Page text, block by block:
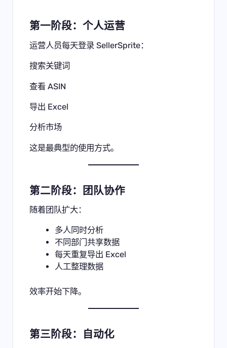
第一阶段：个人运营
运营人员每天登录 SellerSprite：
搜索关键词
查看 ASIN
导出 Excel
分析市场
这是最典型的使用方式。
第二阶段：团队协作
随着团队扩大：
多人同时分析
不同部门共享数据
每天重复导出 Excel
人工整理数据
效率开始下降。
第三阶段：自动化